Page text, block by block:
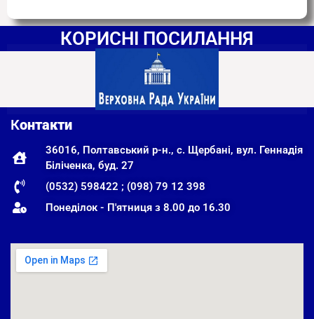
КОРИСНІ ПОСИЛАННЯ
Контакти
36016, Полтавський р-н., с. Щербані, вул. Геннадія
Біліченка, буд. 27
(0532) 598422 ; (098) 79 12 398
Понеділок - П'ятниця з 8.00 до 16.30